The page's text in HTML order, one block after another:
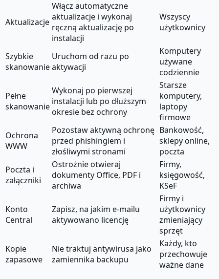
Aktualizacje
Włącz automatyczne
aktualizacje i wykonaj
ręczną aktualizację po
instalacji
Wszyscy
użytkownicy
Szybkie
skanowanie
Uruchom od razu po
aktywacji
Komputery
używane
codziennie
Pełne
skanowanie
Wykonaj po pierwszej
instalacji lub po dłuższym
okresie bez ochrony
Starsze
komputery,
laptopy
firmowe
Ochrona
WWW
Pozostaw aktywną ochronę
przed phishingiem i
złośliwymi stronami
Bankowość,
sklepy online,
poczta
Poczta i
załączniki
Ostrożnie otwieraj
dokumenty Office, PDF i
archiwa
Firmy,
księgowość,
KSeF
Konto
Central
Zapisz, na jakim e-mailu
aktywowano licencję
Firmy i
użytkownicy
zmieniający
sprzęt
Kopie
zapasowe
Nie traktuj antywirusa jako
zamiennika backupu
Każdy, kto
przechowuje
ważne dane